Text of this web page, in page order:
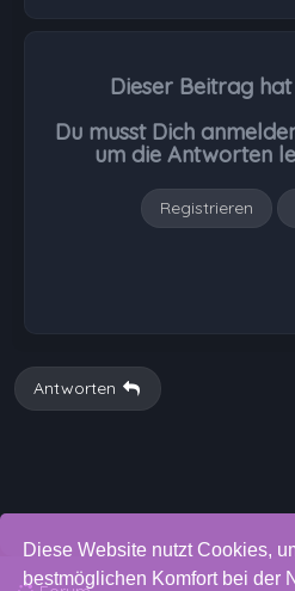
Diese Website nutzt Cookies,
bestmöglichen Komfort bei der
Dieser Beitrag hat
Du musst Dich
um die Antworten
Registrieren
Antworten